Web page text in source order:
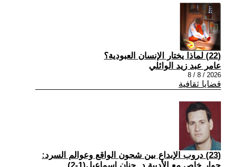
(22) لماذا يختار الإنسان العبودية؟
عامر عبد زيد الوائلي
2026 / 8 / 8
قضايا ثقافية
(23) دروب الإبداع بين شجون الواقع وعوالم السرد: